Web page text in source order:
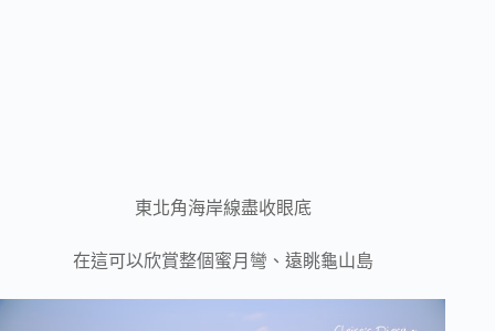
東北角海岸線盡收眼底
在這可以欣賞整個蜜月彎、遠眺龜山島